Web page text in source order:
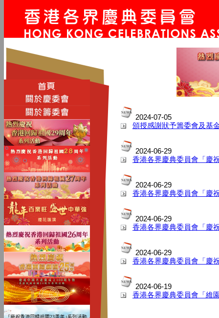
2024-07-05
頒授感謝狀予籌委會及基
2024-06-29
香港各界慶典委員會「慶
2024-06-29
香港各界慶典委員會「慶
2024-06-29
香港各界慶典委員會「慶
2024-06-29
香港各界慶典委員會「慶
2024-06-19
香港各界慶典委員會「維